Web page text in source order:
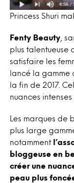
Princess Shuri
Fenty Beauty ,
plus talentueuse
satisfaire les
lancé la gamme
la fin de 2017.
nuances
Les marques de
plus large
notamment
bloggeuse en
créer une
peau plus